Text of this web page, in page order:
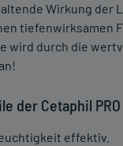
Wirkung der
tiefenwirksamen
wird durch die
der Cetaphil
effektiv.